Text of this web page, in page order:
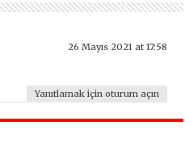
26 Mayıs 2021 at 17:58
Yanıtlamak için oturum açın